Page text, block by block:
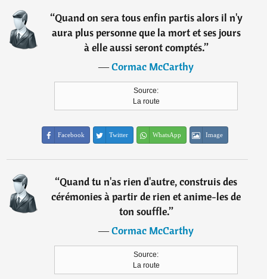
“Quand on sera tous enfin partis alors il n'y
aura plus personne que la mort et ses jours
à elle aussi seront comptés.”
―Cormac McCarthy
Source:
La route
Facebook Twitter WhatsApp Image
“Quand tu n'as rien d'autre, construis des
cérémonies à partir de rien et anime-les de
ton souffle.”
―Cormac McCarthy
Source:
La route